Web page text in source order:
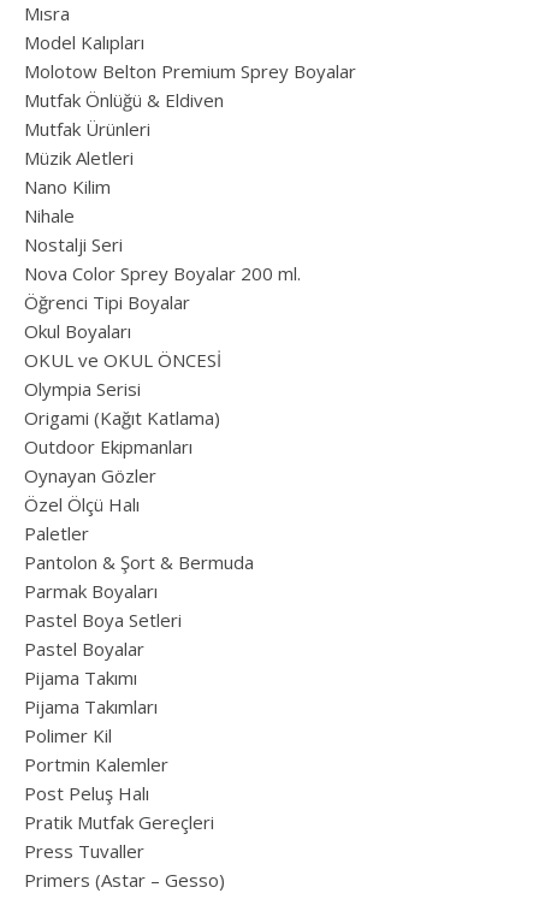
Mısra
Model Kalıpları
Molotow Belton Premium Sprey Boyalar
Mutfak Önlüğü & Eldiven
Mutfak Ürünleri
Müzik Aletleri
Nano Kilim
Nihale
Nostalji Seri
Nova Color Sprey Boyalar 200 ml.
Öğrenci Tipi Boyalar
Okul Boyaları
OKUL ve OKUL ÖNCESİ
Olympia Serisi
Origami (Kağıt Katlama)
Outdoor Ekipmanları
Oynayan Gözler
Özel Ölçü Halı
Paletler
Pantolon & Şort & Bermuda
Parmak Boyaları
Pastel Boya Setleri
Pastel Boyalar
Pijama Takımı
Pijama Takımları
Polimer Kil
Portmin Kalemler
Post Peluş Halı
Pratik Mutfak Gereçleri
Press Tuvaller
Primers (Astar – Gesso)